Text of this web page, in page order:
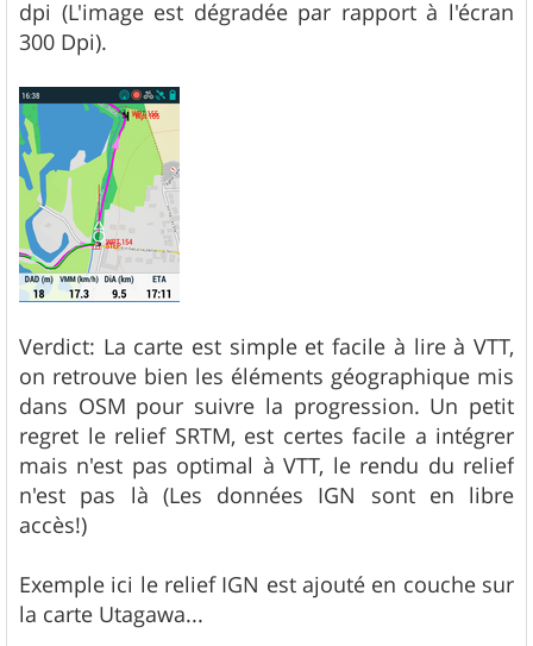
dpi (L'image est dégradée par rapport à l'écran
300 Dpi).
Verdict: La carte est simple et facile à lire à VTT,
on retrouve bien les éléments géographique mis
dans OSM pour suivre la progression. Un petit
regret le relief SRTM, est certes facile a intégrer
mais n'est pas optimal à VTT, le rendu du relief
n'est pas là (Les données IGN sont en libre
accès!)
Exemple ici le relief IGN est ajouté en couche sur
la carte Utagawa...